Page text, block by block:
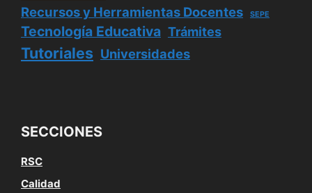
Recursos y Herramientas Docentes SEPE
Tecnología Educativa Trámites
Tutoriales Universidades
SECCIONES
RSC
Calidad